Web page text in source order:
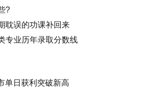
?
耽误的功课补回来
专业历年录取分数线
单日获利突破新高